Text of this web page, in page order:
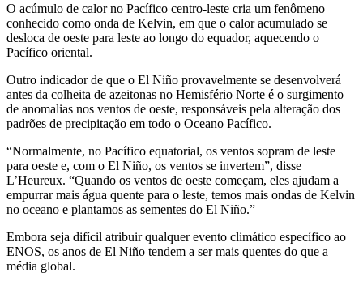
O acúmulo de calor no Pacífico centro-leste cria um fenômeno
conhecido como onda de Kelvin, em que o calor acumulado se
desloca de oeste para leste ao longo do equador, aquecendo o
Pacífico oriental.
Outro indicador de que o El Niño provavelmente se desenvolverá
antes da colheita de azeitonas no Hemisfério Norte é o surgimento
de anomalias nos ventos de oeste, responsáveis pela alteração dos
padrões de precipitação em todo o Oceano Pacífico.
“Normalmente, no Pacífico equatorial, os ventos sopram de leste
para oeste e, com o El Niño, os ventos se invertem”, disse
L’Heureux. “Quando os ventos de oeste começam, eles ajudam a
empurrar mais água quente para o leste, temos mais ondas de Kelvin
no oceano e plantamos as sementes do El Niño.”
Embora seja difícil atribuir qualquer evento climático específico ao
ENOS, os anos de El Niño tendem a ser mais quentes do que a
média global.